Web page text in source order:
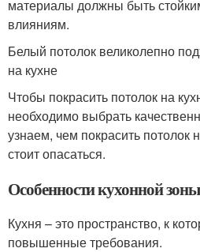
материалы должны быть
влияниям.
Белый потолок великолепно
на кухне
Чтобы покрасить потолок на
необходимо выбрать
узнаем, чем покрасить потолок
стоит опасаться.
Особенности кухонной зоны
Кухня – это пространство, к
повышенные требования.